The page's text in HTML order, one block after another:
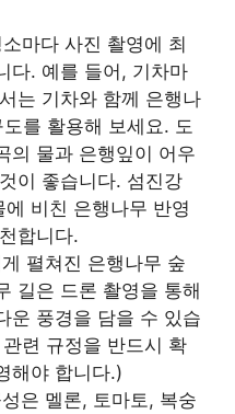
마다 사진 촬영에 최
다. 예를 들어, 기차마
는 기차와 함께 은행나
를 활용해 보세요. 도
의 물과 은행잎이 어우
이 좋습니다. 섬진강
비친 은행나무 반영
합니다.
게 펼쳐진 은행나무 숲
길은 드론 촬영을 통해
운 풍경을 담을 수 있습
련 규정을 반드시 확
해야 합니다.)
은 멜론, 토마토, 복숭